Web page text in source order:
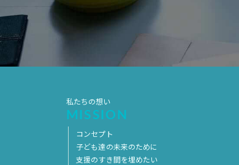
私たちの想い
MISSION
コンセプト
子ども達の未来のために
支援のすき間を埋めたい